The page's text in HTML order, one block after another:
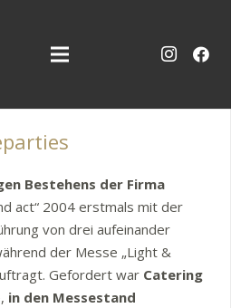
Bestehens der Firma
act“ 2004 erstmals mit der
von drei aufeinander
der Messe „Light &
Gefordert war Catering
in den Messestand